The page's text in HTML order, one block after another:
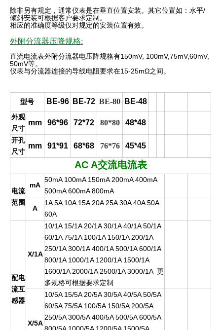
除非另有规定，通常仪表是在垂直位置安装。其它位置如：水平/
倾斜安装可根据客户要求定制。
相应的准确度等级仅对规定的安装位置有效。
外附分流器压降规格:
直流电流表外附分流器电压降规格有150mV, 100mV,75mV,60mV,
50mV等。
仪表与分流器连接的导线电阻要求在15-25mΩ之间。
型号 BE-96 BE-72 BE-80 BE-48
外观
尺寸
mm 96*96 72*72 80*80 48*48
开孔
尺寸
mm 91*91 68*68 76*76 45*45
AC A交流电流表
电流
范围
mA
50mA 100mA 150mA 200mA 400mA
500mA 600mA 800mA
A
1A 5A 10A 15A 20A 25A 30A 40A 50A
60A
配电
流互
感器
X/1A
10/1A 15/1A 20/1A 30/1A 40/1A 50/1A
60/1A 75/1A 100/1A 150/1A 200/1A
250/1A 300/1A 400/1A 500/1A 600/1A
800/1A 1000/1A 1200/1A 1500/1A
1600/1A 2000/1A 2500/1A 3000/1A 更
多规格可根据要求定制
X/5A
10/5A 15/5A 20/5A 30/5A 40/5A 50/5A
60/5A 75/5A 100/5A 150/5A 200/5A
250/5A 300/5A 400/5A 500/5A 600/5A